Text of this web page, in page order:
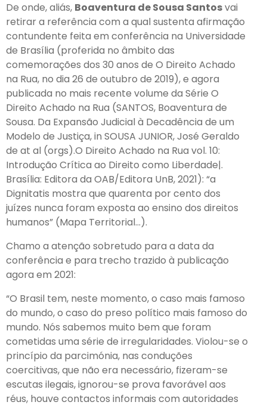
De onde, aliás, Boaventura de Sousa Santosvai
retirar a referência com a qual sustenta afirmação
contundente feita em conferência na Universidade
de Brasília (proferida no âmbito das
comemorações dos 30 anos de O Direito Achado
na Rua, no dia 26 de outubro de 2019), e agora
publicada no mais recente volume da Série O
Direito Achado na Rua (SANTOS, Boaventura de
Sousa. Da Expansão Judicial à Decadência de um
Modelo de Justiça, in SOUSA JUNIOR, José Geraldo
de at al (orgs).O Direito Achado na Rua vol. 10:
Introdução Crítica ao Direito como Liberdade|.
Brasília: Editora da OAB/Editora UnB, 2021): “a
Dignitatis mostra que quarenta por cento dos
juízes nunca foram exposta ao ensino dos direitos
humanos” (Mapa Territorial…).
Chamo a atenção sobretudo para a data da
conferência e para trecho trazido à publicação
agora em 2021:
“O Brasil tem, neste momento, o caso mais famoso
do mundo, o caso do preso político mais famoso do
mundo. Nós sabemos muito bem que foram
cometidas uma série de irregularidades. Violou-se o
princípio da parcimónia, nas conduções
coercitivas, que não era necessário, fizeram-se
escutas ilegais, ignorou-se prova favorável aos
réus, houve contactos informais com autoridades